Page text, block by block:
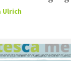
Ulrich